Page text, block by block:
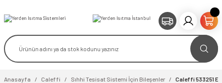
Anasayfa Caleffi Sıhhi Tesisat Sistemi İçin Bileşenler Caleffi 533251